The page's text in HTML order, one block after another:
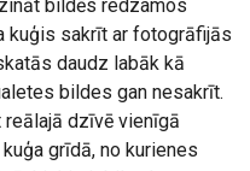
bildēs redzamos
kuģis sakrīt ar fotogrāfijās
daudz labāk kā
bildes gan nesakrīt.
dzīvē vienīgā
grīdā, no kurienes